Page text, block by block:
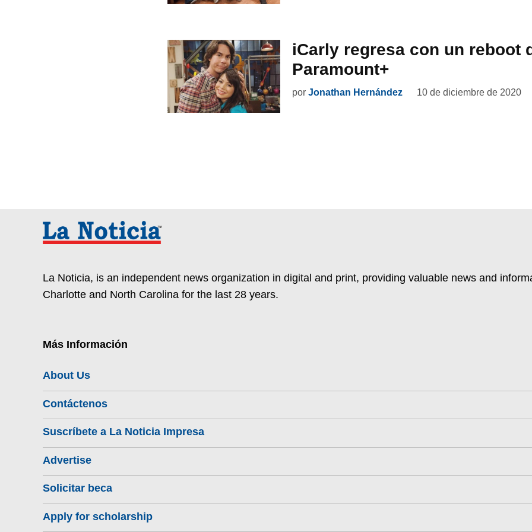
iCarly regresa con un reboot
Paramount+
por Jonathan Hernández 10 de diciembre de 2020
La Noticia, is an independent news organization in digital and print, providing valuable news and
Charlotte and North Carolina for the last 28 years.
Más Información
About Us
Contáctenos
Suscríbete a La Noticia Impresa
Advertise
Solicitar beca
Apply for scholarship